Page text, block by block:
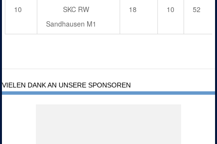
10
SKC RW
Sandhausen M1
18 10 52
VIELEN DANK AN UNSERE SPONSOREN